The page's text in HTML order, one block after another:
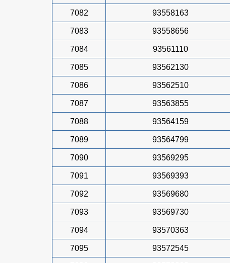
7082 93558163
7083 93558656
7084 93561110
7085 93562130
7086 93562510
7087 93563855
7088 93564159
7089 93564799
7090 93569295
7091 93569393
7092 93569680
7093 93569730
7094 93570363
7095 93572545